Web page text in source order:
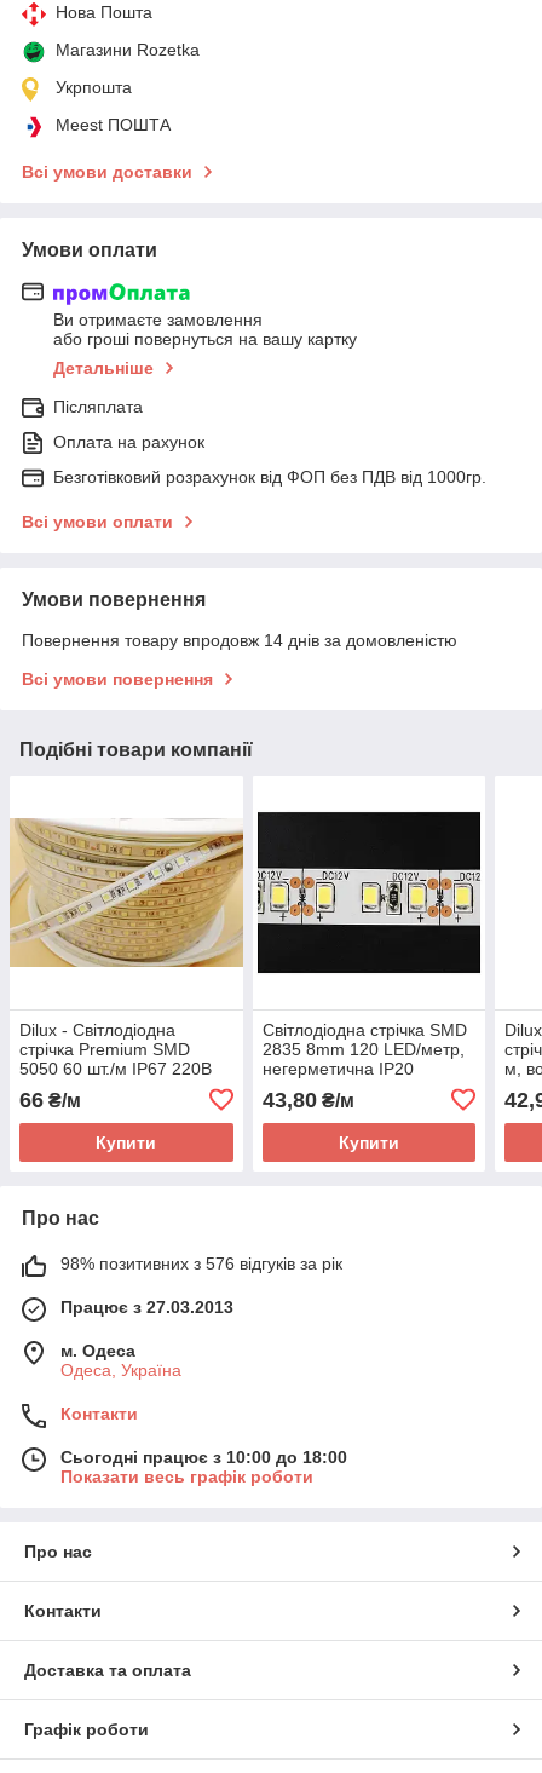
Нова Пошта
Магазини Rozetka
Укрпошта
Meest ПОШТА
Всі умови доставки
Умови оплати
Ви отримаєте замовлення
або гроші повернуться на вашу картку
Детальніше
Післяплата
Оплата на рахунок
Безготівковий розрахунок від ФОП без ПДВ від 1000гр.
Всі умови оплати
Умови повернення
Повернення товару впродовж 14 днів за домовленістю
Всі умови повернення
Подібні товари компанії
Dilux - Світлодіодна
стрічка Premium SMD
5050 60 шт./м IP67 220В
66 ₴/м
Купити
Світлодіодна стрічка SMD
2835 8mm 120 LED/метр,
негерметична IP20
43,80₴/м
Купити
м,
Про нас
98% позитивних з 576 відгуків за рік
Працює з 27.03.2013
м. Одеса
Одеса, Україна
Контакти
Сьогодні працює з 10:00 до 18:00
Показати весь графік роботи
Про нас
Контакти
Доставка та оплата
Графік роботи